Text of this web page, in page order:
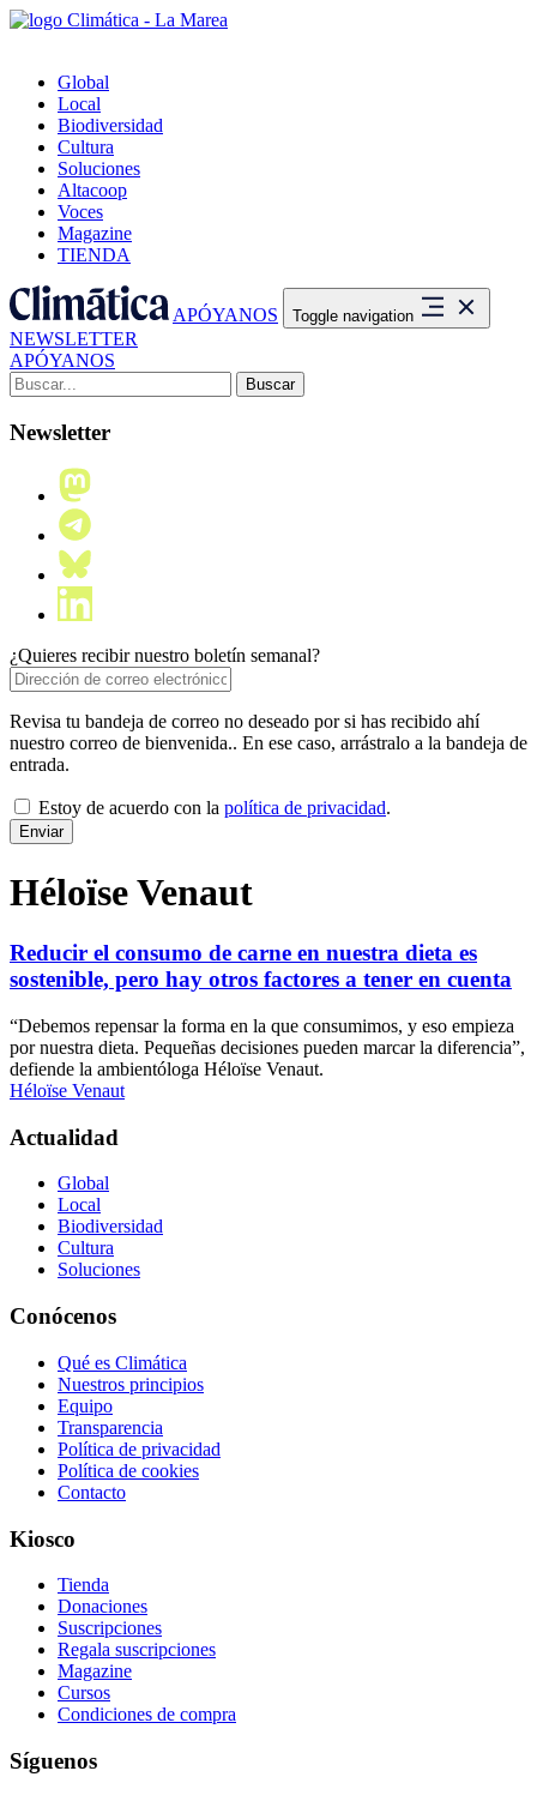
Global
Local
Biodiversidad
Cultura
Soluciones
Altacoop
Voces
Magazine
TIENDA
APÓYANOS Toggle navigation
NEWSLETTER
APÓYANOS
Buscar:
Newsletter
¿Quieres recibir nuestro boletín semanal?
Revisa tu bandeja de correo no deseado por si has recibido ahí
nuestro correo de bienvenida.. En ese caso, arrástralo a la bandeja de
entrada.
Estoy de acuerdo con la política de privacidad.
Héloïse Venaut
Reducir el consumo de carne en nuestra dieta es
sostenible, pero hay otros factores a tener en cuenta
“Debemos repensar la forma en la que consumimos, y eso empieza
por nuestra dieta. Pequeñas decisiones pueden marcar la diferencia”,
defiende la ambientóloga Héloïse Venaut.
Héloïse Venaut
Actualidad
Global
Local
Biodiversidad
Cultura
Soluciones
Conócenos
Qué es Climática
Nuestros principios
Equipo
Transparencia
Política de privacidad
Política de cookies
Contacto
Kiosco
Tienda
Donaciones
Suscripciones
Regala suscripciones
Magazine
Cursos
Condiciones de compra
Síguenos